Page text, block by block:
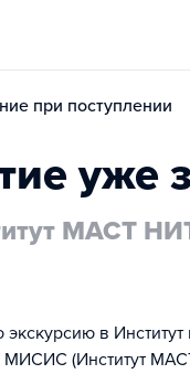
при поступлении
уже
МАСТ
в
(Институт